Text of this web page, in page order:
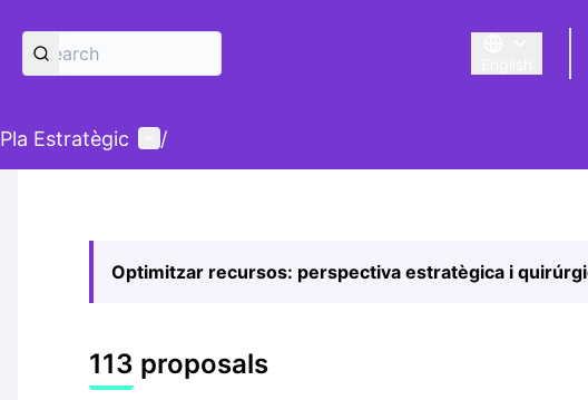
Triar la llengua
Pla Estratègic User menu
/
Optimitzar recursos: perspectiva estratègica i
113 proposals